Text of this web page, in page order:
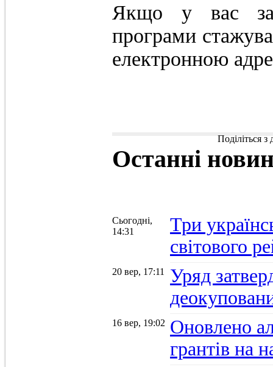
Якщо у вас
програми
електронною
Поділіться
Останні
Сьогодні,
14:31
Три
світового
20 вер, 17:11
Уряд
16 вер, 19:02 Оновлено
грантів на